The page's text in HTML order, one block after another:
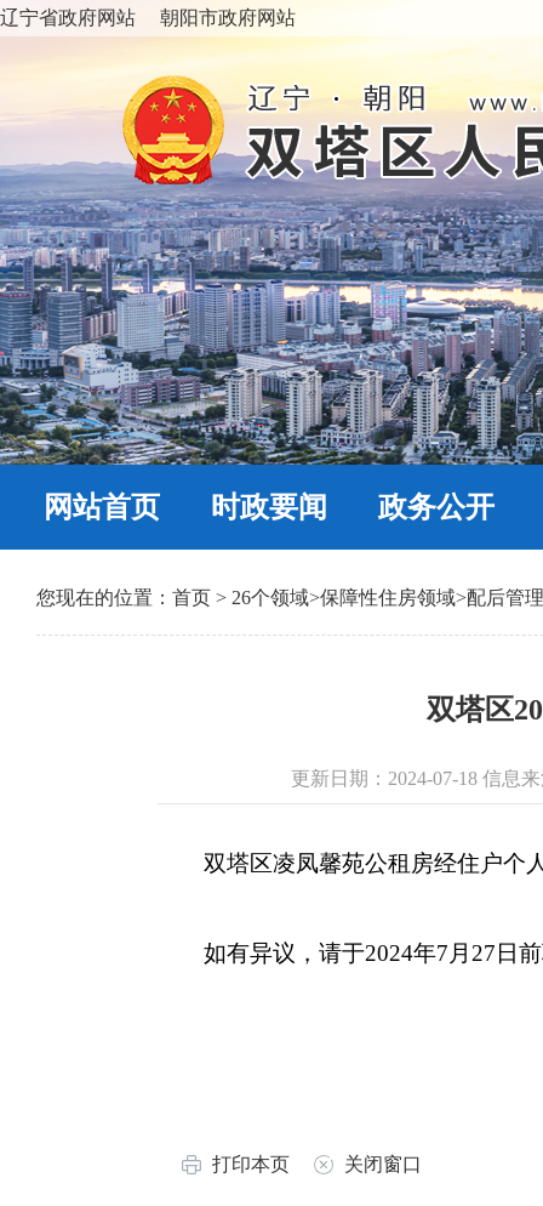
辽宁省政府网站 朝阳市政府网站
网站首页 时政要闻 政务公开
您现在的位置： 首页 > 26个领域>保障性住房领域>配后管理
双塔区
更新日期：2024-07-18 信息
双塔区凌凤馨苑公租房经住户个人
如有异议，请于2024年7月27日前
打印本页 关闭窗口